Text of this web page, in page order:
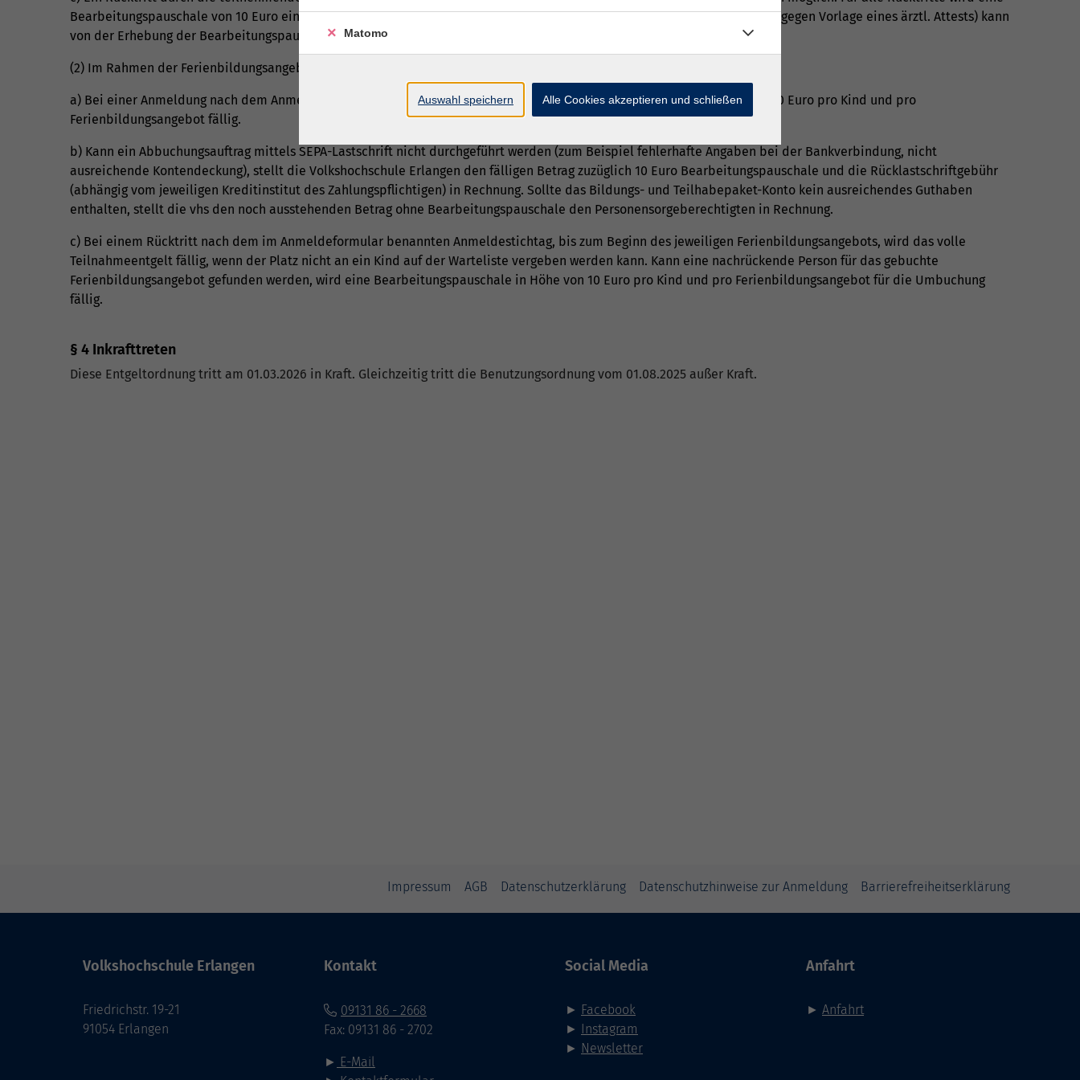
Bearbeitungspauschale von 10 Euro einbehalten bzw. erhoben. In begründeten Einzelfällen (beispielsweise bei Krankheit gegen Vorlage eines ärztl. Attests) kann
von der Erhebung der Bearbeitungspauschale abgesehen werden.
(2) Im Rahmen der Ferienbildungsangebote werden für folgende Fälle Bearbeitungspauschalen erhoben:
a) Bei einer Anmeldung nach dem Anmeldestichtag wird zusätzlich zum Entgelt eine Verwaltungspauschale in Höhe von 20 Euro pro Kind und pro
Ferienbildungsangebot fällig.
b) Kann ein Abbuchungsauftrag mittels SEPA-Lastschrift nicht durchgeführt werden (zum Beispiel fehlerhafte Angaben bei der Bankverbindung, nicht
ausreichende Kontendeckung), stellt die Volkshochschule Erlangen den fälligen Betrag zuzüglich 10 Euro Bearbeitungspauschale und die Rücklastschriftgebühr
(abhängig vom jeweiligen Kreditinstitut des Zahlungspflichtigen) in Rechnung. Sollte das Bildungs- und Teilhabepaket-Konto kein ausreichendes Guthaben
enthalten, stellt die vhs den noch ausstehenden Betrag ohne Bearbeitungspauschale den Personensorgeberechtigten in Rechnung.
c) Bei einem Rücktritt nach dem im Anmeldeformular benannten Anmeldestichtag, bis zum Beginn des jeweiligen Ferienbildungsangebots, wird das volle
Teilnahmeentgelt fällig, wenn der Platz nicht an ein Kind auf der Warteliste vergeben werden kann. Kann eine nachrückende Person für das gebuchte
Ferienbildungsangebot gefunden werden, wird eine Bearbeitungspauschale in Höhe von 10 Euro pro Kind und pro Ferienbildungsangebot für die Umbuchung
fällig.
§ 4 Inkrafttreten
Diese Entgeltordnung tritt am 01.03.2026 in Kraft. Gleichzeitig tritt die Benutzungsordnung vom 01.08.2025 außer Kraft.
Impressum AGB Datenschutzerklärung Datenschutzhinweise zur Anmeldung Barrierefreiheitserklärung
Volkshochschule Erlangen
Friedrichstr. 19-21
91054 Erlangen
Kontakt
09131 86 - 2668
Fax: 09131 86 - 2702
► E-Mail
Social Media
► Facebook
► Instagram
► Newsletter
Anfahrt
► Anfahrt
Matomo
Auswahl speichern Alle Cookies akzeptieren und schließen